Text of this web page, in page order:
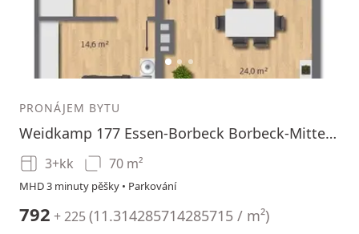
12 3
PRONÁJEM BYTU
Weidkamp 177 Essen-Borbeck Borbeck-Mitte Nordrhein-Westfalen 45355
3+kk 70 m²
MHD 3 minuty pěšky • Parkování
792 + 225(11.314285714285715 / m²)